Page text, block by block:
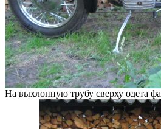
На выхлопную трубу сверху одета